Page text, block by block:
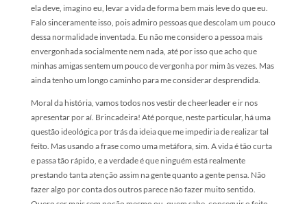
ela deve, imagino eu, levar a vida de forma bem mais leve do que eu.
Falo sinceramente isso, pois admiro pessoas que descolam um pouco
dessa normalidade inventada. Eu não me considero a pessoa mais
envergonhada socialmente nem nada, até por isso que acho que
minhas amigas sentem um pouco de vergonha por mim às vezes. Mas
ainda tenho um longo caminho para me considerar desprendida.
Moral da história, vamos todos nos vestir de cheerleader e ir nos
apresentar por aí. Brincadeira! Até porque, neste particular, há uma
questão ideológica por trás da ideia que me impediria de realizar tal
feito. Mas usando a frase como uma metáfora, sim. A vida é tão curta
e passa tão rápido, e a verdade é que ninguém está realmente
prestando tanta atenção assim na gente quanto a gente pensa. Não
fazer algo por conta dos outros parece não fazer muito sentido.